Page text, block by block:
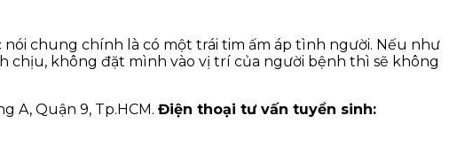
chung chính là có một trái tim ấm áp tình người. Nếu như
chịu, không đặt mình vào vị trí của người bệnh thì sẽ không
A, Quận 9, Tp.HCM. Điện thoại tư vấn tuyển sinh: